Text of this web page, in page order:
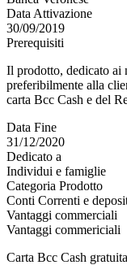
Data Attivazione
30/09/2019
Prerequisiti
Il prodotto, dedicato ai
preferibilmente alla
carta Bcc Cash e del
Data Fine
31/12/2020
Dedicato a
Individui e famiglie
Categoria Prodotto
Conti Correnti e
Vantaggi commerciali
Vantaggi commericiali
Carta Bcc Cash gratuita